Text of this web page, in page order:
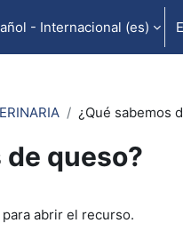
- Internacional ‎(es)‎
¿Qué sabemos
de queso?
para abrir el recurso.